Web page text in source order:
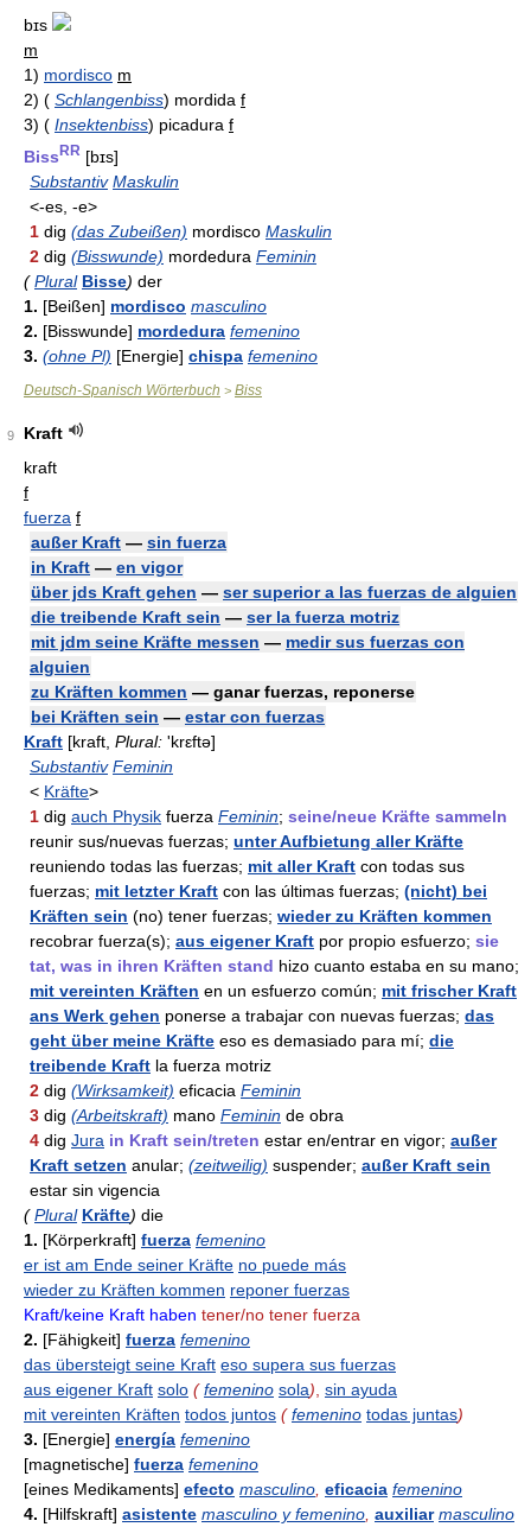
bɪs
m
1) mordisco m
2) ( Schlangenbiss) mordida f
3) ( Insektenbiss) picadura f
BissRR [bɪs]
Substantiv Maskulin
<-es, -e>
1 dig (das Zubeißen) mordisco Maskulin
2 dig (Bisswunde) mordedura Feminin
( Plural Bisse) der
1. [Beißen] mordisco masculino
2. [Bisswunde] mordedura femenino
3. (ohne Pl) [Energie] chispa femenino
Deutsch-Spanisch Wörterbuch > Biss
9
Kraft
kraft
f
fuerza f
außer Kraft — sin fuerza
in Kraft — en vigor
über jds Kraft gehen — ser superior a las fuerzas de alguien
die treibende Kraft sein — ser la fuerza motriz
mit jdm seine Kräfte messen — medir sus fuerzas con
alguien
zu Kräften kommen — ganar fuerzas, reponerse
bei Kräften sein — estar con fuerzas
Kraft [kraft, Plural: 'krεftə]
Substantiv Feminin
< Kräfte>
1 dig auch Physik fuerza Feminin; seine/neue Kräfte sammeln
reunir sus/nuevas fuerzas; unter Aufbietung aller Kräfte
reuniendo todas las fuerzas; mit aller Kraft con todas sus
fuerzas; mit letzter Kraft con las últimas fuerzas; (nicht) bei
Kräften sein (no) tener fuerzas; wieder zu Kräften kommen
recobrar fuerza(s); aus eigener Kraft por propio esfuerzo; sie
tat, was in ihren Kräften stand hizo cuanto estaba en su mano;
mit vereinten Kräften en un esfuerzo común; mit frischer Kraft
ans Werk gehen ponerse a trabajar con nuevas fuerzas; das
geht über meine Kräfte eso es demasiado para mí; die
treibende Kraft la fuerza motriz
2 dig (Wirksamkeit) eficacia Feminin
3 dig (Arbeitskraft) mano Feminin de obra
4 dig Jura in Kraft sein/treten estar en/entrar en vigor; außer
Kraft setzen anular; (zeitweilig) suspender; außer Kraft sein
estar sin vigencia
( Plural Kräfte) die
1. [Körperkraft] fuerza femenino
er ist am Ende seiner Kräfte no puede más
wieder zu Kräften kommen reponer fuerzas
Kraft/keine Kraft haben tener/no tener fuerza
2. [Fähigkeit] fuerza femenino
das übersteigt seine Kraft eso supera sus fuerzas
aus eigener Kraft solo ( femenino sola) sin ayuda
mit vereinten Kräften todos juntos ( femenino todas juntas)
3. [Energie] energía femenino
[magnetische] fuerza femenino
[eines Medikaments] efecto masculino eficacia femenino
4. [Hilfskraft] asistente masculino y femenino auxiliar masculino